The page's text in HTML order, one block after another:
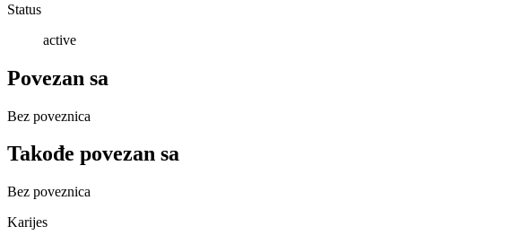
Status
active
Povezan sa
Bez poveznica
Takođe povezan sa
Bez poveznica
Karijes